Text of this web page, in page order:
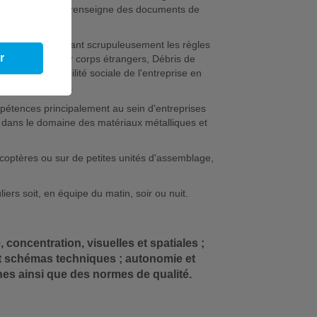
et renseigne des documents de
en appliquant scrupuleusement les règles
par corps étrangers, Débris de
à la responsabilité sociale de l'entreprise en
principalement au sein d'entreprises
le domaine des matériaux métalliques et
ou sur de petites unités d'assemblage,
soit, en équipe du matin, soir ou nuit.
visuelles et spatiales ;
techniques ; autonomie et
ainsi que des normes de qualité.